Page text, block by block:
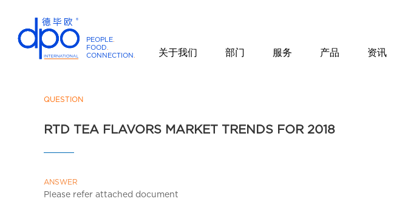
PEOPLE.
FOOD.
CONNECTION.
n
n
关于我们 部门 服务 产品 资讯
QUESTION
RTD TEA FLAVORS MARKET TRENDS FOR 2018
ANSWER
Please refer attached document